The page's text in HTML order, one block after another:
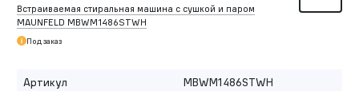
Встраиваемая стиральная машина с сушкой и паром
MAUNFELD MBWM1486STWH
Под заказ
Артикул
MBWM1486STWH